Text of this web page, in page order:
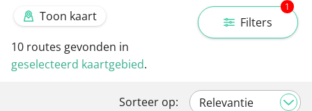
Filters
1
Toon kaart
10 routes gevonden in
geselecteerd kaartgebied.
Sorteer op: